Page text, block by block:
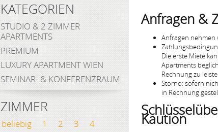
Anfragen &
Anfragen nehmen
Die erste Miete
Apartments
Rechnung zu
Storno: sofern
in Rechnung
Kaution
KATEGORIEN
STUDIO & 2 ZIMMER
APARTMENTS
PREMIUM
LUXURY APARTMENT WIEN
SEMINAR- & KONFERENZRAUM
ZIMMER
beliebig 1 2 3 4